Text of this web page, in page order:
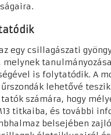
egy csillagászati
melynek
is folytatódik. A
lehetővé teszik
számára, hogy
titkaiba, és további
belsejében zajló